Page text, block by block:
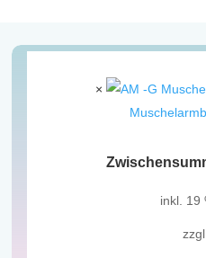
×
inkl. 19
zzgl.